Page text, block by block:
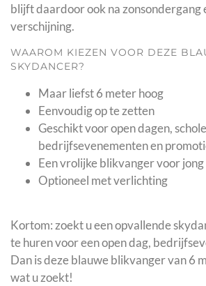
blijft daardoor ook na zonsondergang
verschijning.
WAAROM KIEZEN VOOR DEZE
SKYDANCER?
Maar liefst 6 meter hoog
Eenvoudig op te zetten
Geschikt voor open dagen,
bedrijfsevenementen en
Een vrolijke blikvanger voor jong
Optioneel met verlichting
Kortom: zoekt u een opvallende
te huren voor een open dag,
Dan is deze blauwe blikvanger van 6
wat u zoekt!